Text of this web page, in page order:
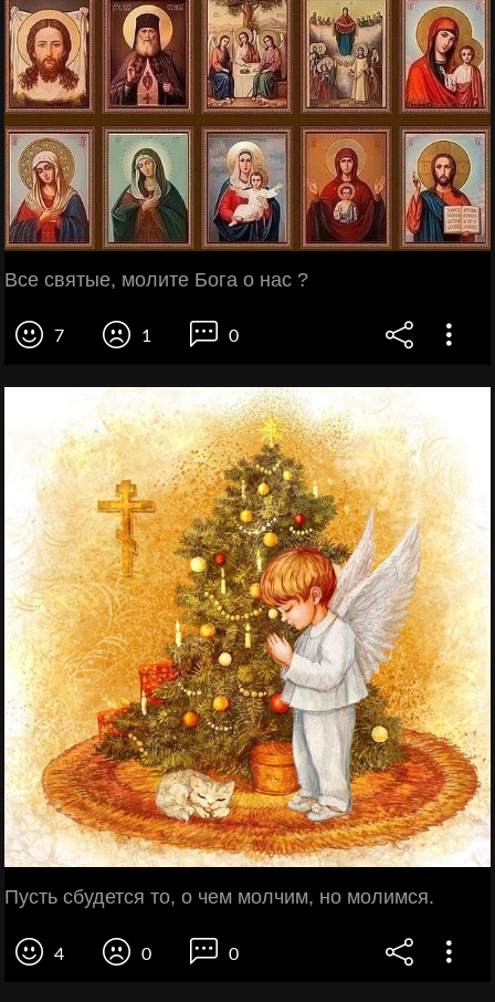
Все святые, молите Бога о нас ?
7 1 0
Пусть сбудется то, о чем молчим, но молимся.
4 0 0